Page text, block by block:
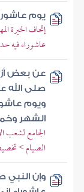
يوم
إتحاف الخيرة
عاشوراء فيه
عن بعض
صلى الله
ويوم
الشهر
الجامع لشعب
الصيام >
وإن